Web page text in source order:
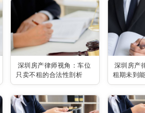
深圳房产律师视角：车位
只卖不租的合法性剖析
深圳房产
租期未到